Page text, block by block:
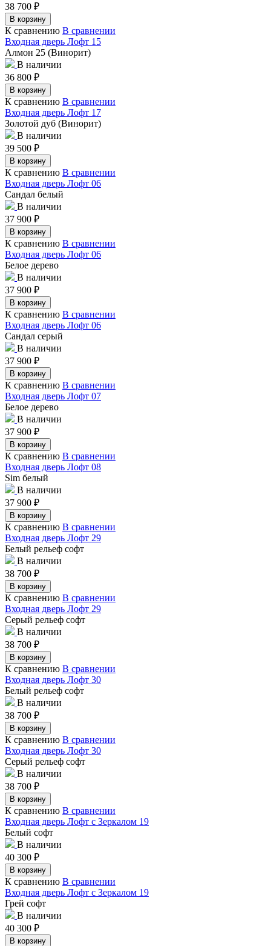
38 700 ₽
В корзину
К сравнению В сравнении
Входная дверь Лофт 15
Алмон 25 (Винорит)
В наличии
36 800 ₽
В корзину
К сравнению В сравнении
Входная дверь Лофт 17
Золотой дуб (Винорит)
В наличии
39 500 ₽
В корзину
К сравнению В сравнении
Входная дверь Лофт 06
Сандал белый
В наличии
37 900 ₽
В корзину
К сравнению В сравнении
Входная дверь Лофт 06
Белое дерево
В наличии
37 900 ₽
В корзину
К сравнению В сравнении
Входная дверь Лофт 06
Сандал серый
В наличии
37 900 ₽
В корзину
К сравнению В сравнении
Входная дверь Лофт 07
Белое дерево
В наличии
37 900 ₽
В корзину
К сравнению В сравнении
Входная дверь Лофт 08
Sim белый
В наличии
37 900 ₽
В корзину
К сравнению В сравнении
Входная дверь Лофт 29
Белый рельеф софт
В наличии
38 700 ₽
В корзину
К сравнению В сравнении
Входная дверь Лофт 29
Серый рельеф софт
В наличии
38 700 ₽
В корзину
К сравнению В сравнении
Входная дверь Лофт 30
Белый рельеф софт
В наличии
38 700 ₽
В корзину
К сравнению В сравнении
Входная дверь Лофт 30
Серый рельеф софт
В наличии
38 700 ₽
В корзину
К сравнению В сравнении
Входная дверь Лофт с Зеркалом 19
Белый софт
В наличии
40 300 ₽
В корзину
К сравнению В сравнении
Входная дверь Лофт с Зеркалом 19
Грей софт
В наличии
40 300 ₽
В корзину